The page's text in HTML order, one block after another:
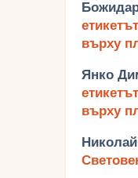
върху
Янко
върху